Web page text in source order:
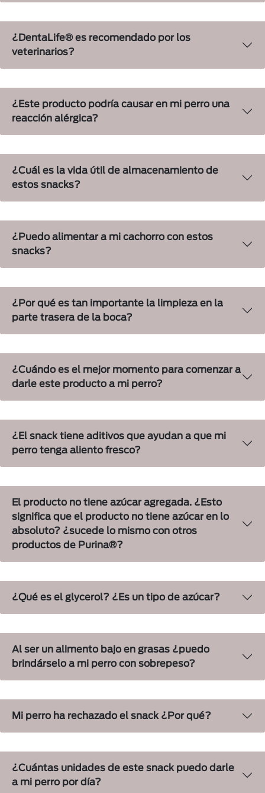
¿DentaLife® es recomendado por los
veterinarios?
¿Este producto podría causar en mi perro una
reacción alérgica?
¿Cuál es la vida útil de almacenamiento de
estos snacks?
¿Puedo alimentar a mi cachorro con estos
snacks?
¿Por qué es tan importante la limpieza en la
parte trasera de la boca?
¿Cuándo es el mejor momento para comenzar a
darle este producto a mi perro?
¿El snack tiene aditivos que ayudan a que mi
perro tenga aliento fresco?
El producto no tiene azúcar agregada. ¿Esto
significa que el producto no tiene azúcar en lo
absoluto? ¿sucede lo mismo con otros
productos de Purina®?
¿Qué es el glycerol? ¿Es un tipo de azúcar?
Al ser un alimento bajo en grasas ¿puedo
brindárselo a mi perro con sobrepeso?
Mi perro ha rechazado el snack ¿Por qué?
¿Cuántas unidades de este snack puedo darle
a mi perro por día?